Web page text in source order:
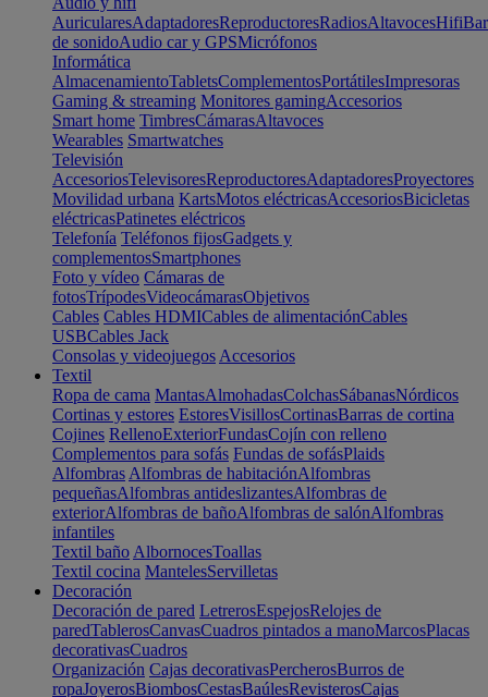
AuricularesAdaptadoresReproductoresRadiosAltavocesHifi
de sonidoAudio car y GPSMicrófonos
Informática
AlmacenamientoTabletsComplementosPortátilesImpresoras
Gaming & streaming Monitores gamingAccesorios
Smart home TimbresCámarasAltavoces
Wearables Smartwatches
Televisión
AccesoriosTelevisoresReproductoresAdaptadoresProyectores
Movilidad urbana KartsMotos eléctricasAccesoriosBicicletas
eléctricasPatinetes eléctricos
Telefonía Teléfonos fijosGadgets y
complementosSmartphones
Foto y vídeo Cámaras de
fotosTrípodesVideocámarasObjetivos
Cables Cables HDMICables de alimentaciónCables
USBCables Jack
Consolas y videojuegos Accesorios
Textil
Ropa de cama MantasAlmohadasColchasSábanasNórdicos
Cortinas y estores EstoresVisillosCortinasBarras de cortina
Cojines RellenoExteriorFundasCojín con relleno
Complementos para sofás Fundas de sofásPlaids
Alfombras Alfombras de habitaciónAlfombras
pequeñasAlfombras antideslizantesAlfombras de
exteriorAlfombras de bañoAlfombras de salónAlfombras
infantiles
Textil baño AlbornocesToallas
Textil cocina MantelesServilletas
Decoración
Decoración de pared LetrerosEspejosRelojes de
paredTablerosCanvasCuadros pintados a manoMarcosPlacas
decorativasCuadros
Organización Cajas decorativasPercherosBurros de
ropaJoyerosBiombosCestasBaúlesRevisterosCajas